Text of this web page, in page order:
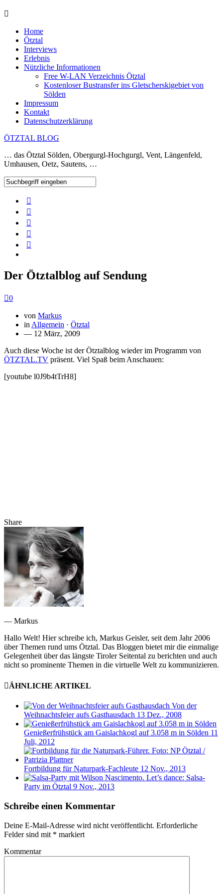
Home
Ötztal
Interviews
Erlebnis
Nützliche Informationen
Free W-LAN Verzeichnis Ötztal
Kostenloser Bustransfer ins Gletscherskigebiet von
Sölden
Impressum
Kontakt
Datenschutzerklärung
ÖTZTAL BLOG
… das Ötztal Sölden, Obergurgl-Hochgurgl, Vent, Längenfeld,
Umhausen, Oetz, Sautens, …
Der Ötztalblog auf Sendung
0
von Markus
in Allgemein · Ötztal
— 12 März, 2009
Auch diese Woche ist der Ötztalblog wieder im Programm von
ÖTZTAL.TV präsent. Viel Spaß beim Anschauen:
[youtube l0J9b4tTrH8]
Share
— Markus
Hallo Welt! Hier schreibe ich, Markus Geisler, seit dem Jahr 2006
über Themen rund ums Ötztal. Das Bloggen bietet mir die einmalige
Gelegenheit über das längste Tiroler Seitental zu berichten und auch
nicht so prominente Themen in die virtuelle Welt zu kommunizieren.
ÄHNLICHE ARTIKEL
Von der
Weihnachtsfeier aufs Gasthausdach 13 Dez., 2008
Genießerfrühstück am Gaislachkogl auf 3.058 m in Sölden 11
Juli, 2012
Fortbildung für Naturpark-Fachleute 12 Nov., 2013
Let’s dance: Salsa-
Party im Ötztal 9 Nov., 2013
Schreibe einen Kommentar
Deine E-Mail-Adresse wird nicht veröffentlicht. Erforderliche
Felder sind mit * markiert
Kommentar